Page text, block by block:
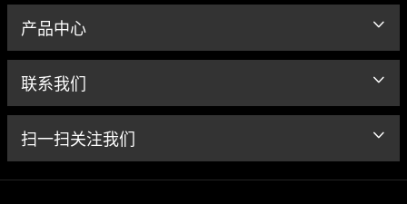
产品中心
联系我们
扫一扫关注我们